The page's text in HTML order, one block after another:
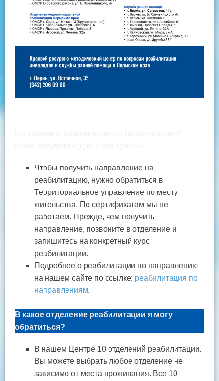
Чтобы получить направление на
реабилитацию, нужно обратиться в
Территориальное управление по месту
жительства. По сертификатам мы не
работаем. Прежде, чем получить
направление, позвоните в отделение и
запишитесь на конкретный курс
реабилитации.
Подробнее о реабилитации по направлению
на нашем сайте по ссылке: реабилитация по
направлениям.
В какое отделение реабилитации я могу
обратиться?
В нашем Центре 10 отделений реабилитации.
Вы можете выбрать любое отделение не
зависимо от места проживания. Все 10